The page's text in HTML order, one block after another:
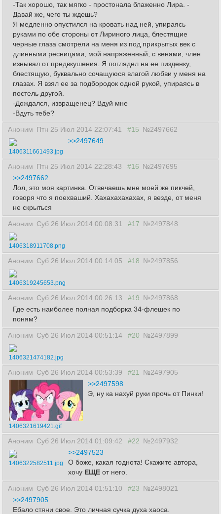
-Так хорошо, так мягко - простонала блаженно Лира. -
Давай же, чего ты ждешь?
Я медленно опустился на кровать над ней, упираясь
руками по обе стороны от Лириного лица, блестящие
черные глаза смотрели на меня из под прикрытых век с
длинными ресницами, мой напряженный, с венами, член
изнывал от предвкушения. Я поглядел на ее пизденку,
блестящую, буквально сочащуюся влагой любви у меня на
глазах. Я взял ее за подбородок одной рукой, упираясь в
постель другой.
-Дождался, извращенец? Вдуй мне
-Вдуть тебе?
Аноним Птн 25 Июл 2014 22:07:41 #15 №2497662
1406311661493.jpg
>>2497649
Аноним Птн 25 Июл 2014 22:28:43 #16 №2497695
>>2497662
Лол, это моя картинка. Отвечаешь мне моей же пикчей,
говоря что я поехваший. Хахахахахахах, я везде, от меня
не скрыться
Аноним Суб 26 Июл 2014 00:08:31 #17 №2497848
1406318911708.png
Аноним Суб 26 Июл 2014 00:14:05 #18 №2497856
1406319245653.png
Аноним Суб 26 Июл 2014 00:26:13 #19 №2497868
Где есть наиболее полная подборка 34-флешек по
поням?
Аноним Суб 26 Июл 2014 00:51:14 #20 №2497899
1406321474182.jpg
Аноним Суб 26 Июл 2014 00:53:39 #21 №2497905
1406321619421.gif
>>2497598
Э, ну ка нахуй руки прочь от Пинки!
Аноним Суб 26 Июл 2014 01:09:42 #22 №2497932
1406322582511.jpg
>>2497523
О боже, какая годнота! Скажите автора,
хочу ЕЩЕ от него.
Аноним Суб 26 Июл 2014 01:51:10 #23 №2498021
>>2497905
Ебало стяни свое. Это личная сучка духа хаоса.